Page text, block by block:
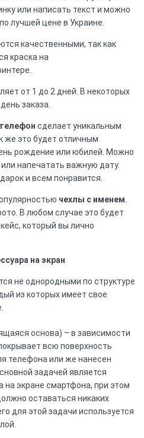
или написать текст и можно
лучшей цене в Украине.
качественными, так как
краска на
от 1 до 2 дней. В некоторых
заказа.
сделает уникальным
же это будет отличным
рождение или юбилей. Можно
напечатать важную дату.
и всем понравится.
чехлы с именем
В любом случае это будет
который вы лично
на экран
не однородными по структуре
из которых имеет свое
основа) – в зависимости
всю поверхность
телефона или же нанесен
задачей является
на экране смартфона, при этом
оставаться никаких
для этой задачи используется